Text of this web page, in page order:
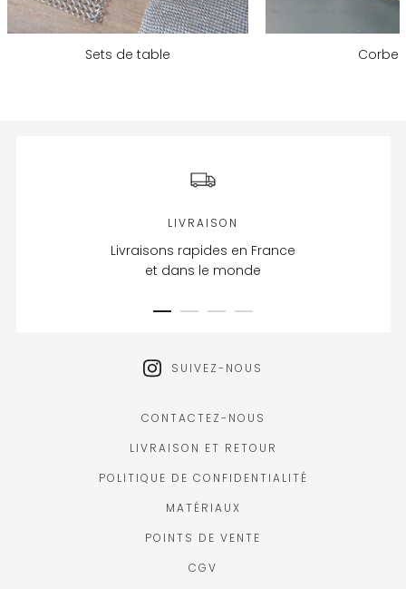
Sets de table
LIVRAISON
Livraisons rapides en France
et dans le monde
SUIVEZ-NOUS
CONTACTEZ-NOUS
LIVRAISON ET RETOUR
POLITIQUE DE CONFIDENTIALITÉ
MATÉRIAUX
POINTS DE VENTE
CGV